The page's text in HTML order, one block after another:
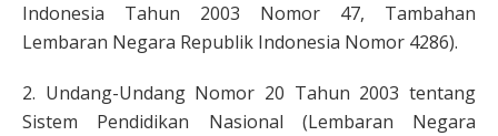
Indonesia Tahun 2003 Nomor 47, Tambahan
Lembaran Negara Republik Indonesia Nomor 4286).
2. Undang-Undang Nomor 20 Tahun 2003 tentang
Sistem Pendidikan Nasional (Lembaran Negara